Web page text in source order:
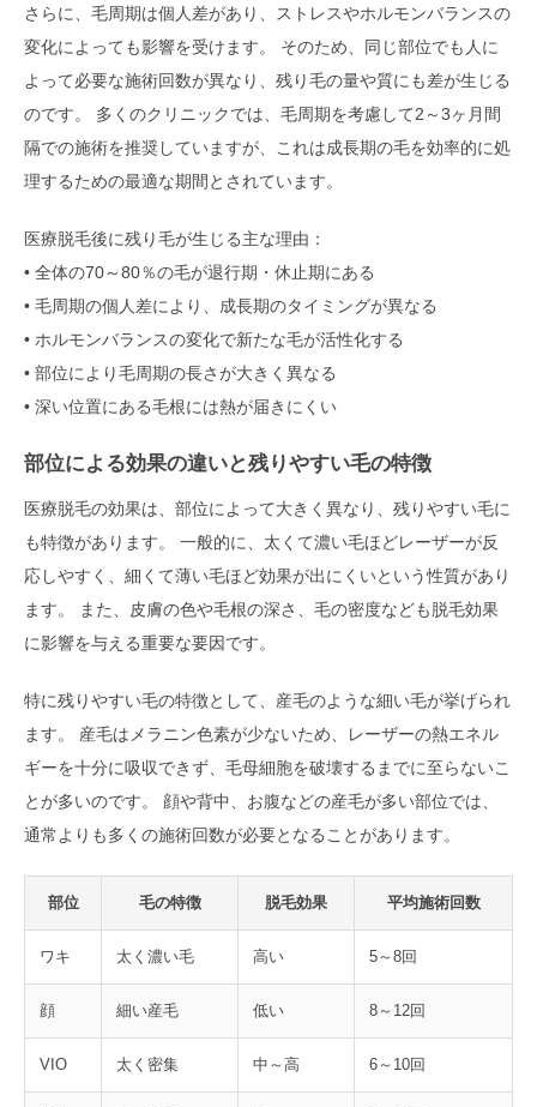
さらに、毛周期は個人差があり、ストレスやホルモンバランスの
変化によっても影響を受けます。 そのため、同じ部位でも人に
よって必要な施術回数が異なり、残り毛の量や質にも差が生じる
のです。 多くのクリニックでは、毛周期を考慮して2～3ヶ月間
隔での施術を推奨していますが、これは成長期の毛を効率的に処
理するための最適な期間とされています。
医療脱毛後に残り毛が生じる主な理由：
• 全体の70～80％の毛が退行期・休止期にある
• 毛周期の個人差により、成長期のタイミングが異なる
• ホルモンバランスの変化で新たな毛が活性化する
• 部位により毛周期の長さが大きく異なる
• 深い位置にある毛根には熱が届きにくい
部位による効果の違いと残りやすい毛の特徴
医療脱毛の効果は、部位によって大きく異なり、残りやすい毛に
も特徴があります。 一般的に、太くて濃い毛ほどレーザーが反
応しやすく、細くて薄い毛ほど効果が出にくいという性質があり
ます。 また、皮膚の色や毛根の深さ、毛の密度なども脱毛効果
に影響を与える重要な要因です。
特に残りやすい毛の特徴として、産毛のような細い毛が挙げられ
ます。 産毛はメラニン色素が少ないため、レーザーの熱エネル
ギーを十分に吸収できず、毛母細胞を破壊するまでに至らないこ
とが多いのです。 顔や背中、お腹などの産毛が多い部位では、
通常よりも多くの施術回数が必要となることがあります。
部位 毛の特徴 脱毛効果 平均施術回数
ワキ 太く濃い毛 高い 5～8回
顔 細い産毛 低い 8～12回
VIO 太く密集 中～高 6～10回